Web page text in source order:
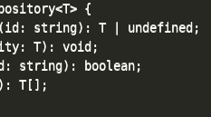
{
string): T | undefined;
T): void;
string): boolean;
T[];